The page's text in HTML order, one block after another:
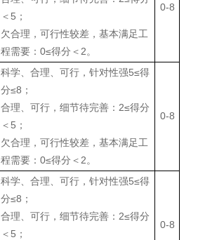
＜5；
欠合理，可行性较差，基本满足工
程需要：0≤得分＜2。
0-8
科学、合理、可行，针对性强5≤得
分≤8；
合理、可行，细节待完善：2≤得分
＜5；
欠合理，可行性较差，基本满足工
程需要：0≤得分＜2。
0-8
科学、合理、可行，针对性强5≤得
分≤8；
合理、可行，细节待完善：2≤得分
＜5；
0-8